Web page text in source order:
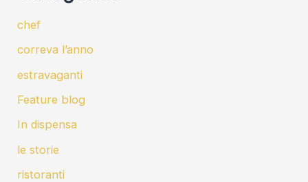
chef
correva l’anno
estravaganti
Feature blog
In dispensa
le storie
ristoranti